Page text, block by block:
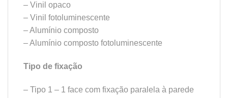
– Vinil opaco
– Vinil fotoluminescente
– Alumínio composto
– Alumínio composto fotoluminescente
Tipo de fixação
– Tipo 1 – 1 face com fixação paralela à parede